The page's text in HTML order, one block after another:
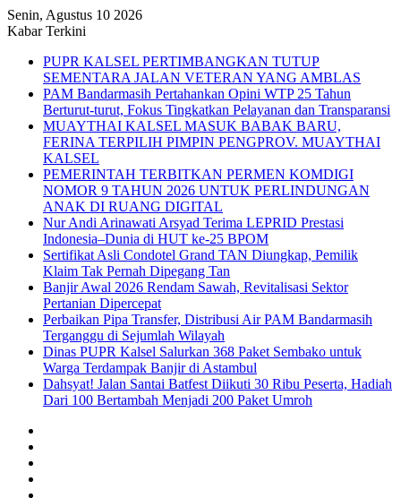
Senin, Agustus 10 2026
Kabar Terkini
PUPR KALSEL PERTIMBANGKAN TUTUP
SEMENTARA JALAN VETERAN YANG AMBLAS
PAM Bandarmasih Pertahankan Opini WTP 25 Tahun
Berturut-turut, Fokus Tingkatkan Pelayanan dan Transparansi
MUAYTHAI KALSEL MASUK BABAK BARU,
FERINA TERPILIH PIMPIN PENGPROV. MUAYTHAI
KALSEL
PEMERINTAH TERBITKAN PERMEN KOMDIGI
NOMOR 9 TAHUN 2026 UNTUK PERLINDUNGAN
ANAK DI RUANG DIGITAL
Nur Andi Arinawati Arsyad Terima LEPRID Prestasi
Indonesia–Dunia di HUT ke-25 BPOM
Sertifikat Asli Condotel Grand TAN Diungkap, Pemilik
Klaim Tak Pernah Dipegang Tan
Banjir Awal 2026 Rendam Sawah, Revitalisasi Sektor
Pertanian Dipercepat
Perbaikan Pipa Transfer, Distribusi Air PAM Bandarmasih
Terganggu di Sejumlah Wilayah
Dinas PUPR Kalsel Salurkan 368 Paket Sembako untuk
Warga Terdampak Banjir di Astambul
Dahsyat! Jalan Santai Batfest Diikuti 30 Ribu Peserta, Hadiah
Dari 100 Bertambah Menjadi 200 Paket Umroh